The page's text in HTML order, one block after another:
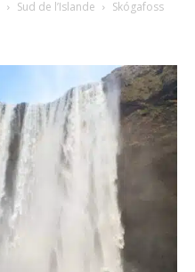
Sud de l’Islande Skógafoss